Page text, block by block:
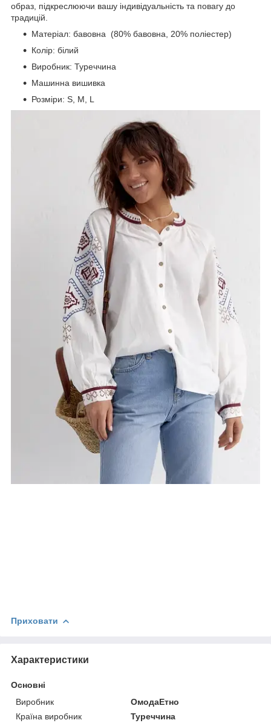
образ, підкреслюючи вашу індивідуальність та повагу до
традицій.
Матеріал: бавовна (80% бавовна, 20% поліестер)
Колір: білий
Виробник: Туреччина
Машинна вишивка
Розміри: S, M, L
Приховати
Характеристики
Основні
Виробник
ОмодаЕтно
Країна виробник
Туреччина